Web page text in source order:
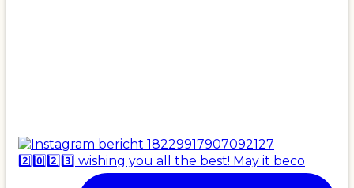
2️⃣0️⃣2️⃣3️⃣ wishing you all the best! May it beco